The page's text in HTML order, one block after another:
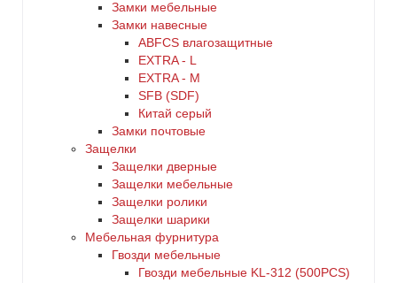
Замки мебельные
Замки навесные
ABFCS влагозащитные
EXTRA - L
EXTRA - М
SFB (SDF)
Китай серый
Замки почтовые
Защелки
Защелки дверные
Защелки мебельные
Защелки ролики
Защелки шарики
Мебельная фурнитура
Гвозди мебельные
Гвозди мебельные KL-312 (500PCS)